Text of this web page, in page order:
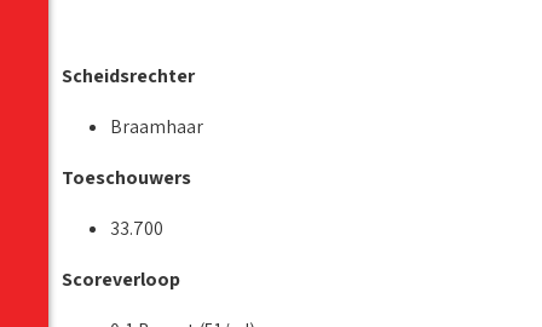
Scheidsrechter
Braamhaar
Toeschouwers
33.700
Scoreverloop